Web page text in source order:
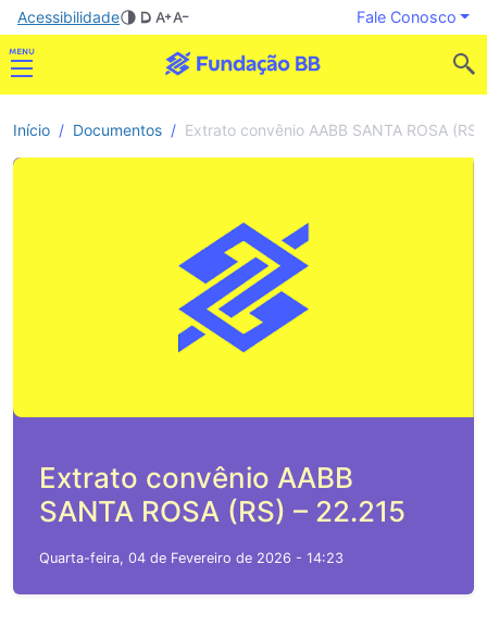
Acessibilidade Fale Conosco
Início Documentos Extrato convênio AABB SANTA ROSA
Extrato convênio AABB
SANTA ROSA (RS) – 22.215
Quarta-feira, 04 de Fevereiro de 2026 - 14:23